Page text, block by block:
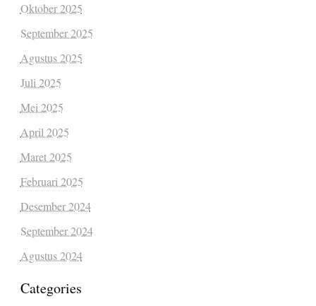
Oktober 2025
September 2025
Agustus 2025
Juli 2025
Mei 2025
April 2025
Maret 2025
Februari 2025
Desember 2024
September 2024
Agustus 2024
Categories